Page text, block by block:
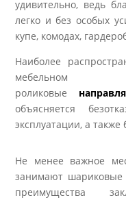
удивительно, ведь
легко и без особых
купе, комодах,
Наиболее
мебельном
роликовые
объясняется
эксплуатации, а
Не менее важное
занимают шариковые
преимущества